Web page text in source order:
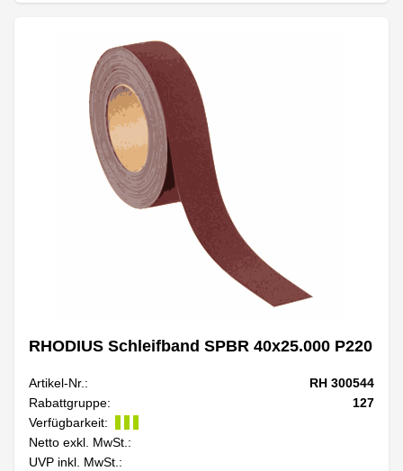
RHODIUS Schleifband SPBR 40x25.000 P220
Artikel-Nr.:
RH 300544
Rabattgruppe:
127
Verfügbarkeit:
Netto exkl. MwSt.:
UVP inkl. MwSt.: